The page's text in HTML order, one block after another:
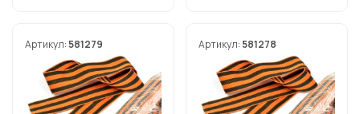
Артикул: 581279 Артикул: 581278